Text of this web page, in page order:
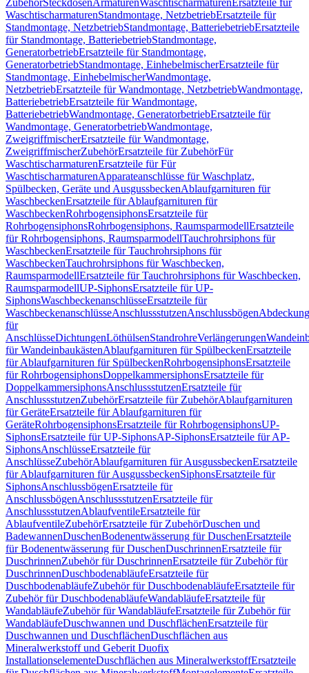
ZubehörSteckdosenArmaturenWaschtischarmaturen Ersatzteile für
WaschtischarmaturenStandmontage, NetzbetriebErsatzteile für
Standmontage, NetzbetriebStandmontage, BatteriebetriebErsatzteile
für Standmontage, BatteriebetriebStandmontage,
GeneratorbetriebErsatzteile für Standmontage,
GeneratorbetriebStandmontage, EinhebelmischerErsatzteile für
Standmontage, EinhebelmischerWandmontage,
NetzbetriebErsatzteile für Wandmontage, NetzbetriebWandmontage,
BatteriebetriebErsatzteile für Wandmontage,
BatteriebetriebWandmontage, GeneratorbetriebErsatzteile für
Wandmontage, GeneratorbetriebWandmontage,
ZweigriffmischerErsatzteile für Wandmontage,
ZweigriffmischerZubehörErsatzteile für ZubehörFür
WaschtischarmaturenErsatzteile für Für
WaschtischarmaturenApparateanschlüsse für Waschplatz,
Spülbecken, Geräte und AusgussbeckenAblaufgarnituren für
WaschbeckenErsatzteile für Ablaufgarnituren für
WaschbeckenRohrbogensiphonsErsatzteile für
RohrbogensiphonsRohrbogensiphons, RaumsparmodellErsatzteile
für Rohrbogensiphons, RaumsparmodellTauchrohrsiphons für
WaschbeckenErsatzteile für Tauchrohrsiphons für
WaschbeckenTauchrohrsiphons für Waschbecken,
RaumsparmodellErsatzteile für Tauchrohrsiphons für Waschbecken,
RaumsparmodellUP-SiphonsErsatzteile für UP-
SiphonsWaschbeckenanschlüsseErsatzteile für
WaschbeckenanschlüsseAnschlussstutzenAnschlussbögen
für
AnschlüsseDichtungenLöthülsenStandrohreVerlängerungen
für WandeinbaukästenAblaufgarnituren für SpülbeckenErsatzteile
für Ablaufgarnituren für SpülbeckenRohrbogensiphonsErsatzteile
für RohrbogensiphonsDoppelkammersiphonsErsatzteile für
DoppelkammersiphonsAnschlussstutzenErsatzteile für
AnschlussstutzenZubehörErsatzteile für ZubehörAblaufgarnituren
für GeräteErsatzteile für Ablaufgarnituren für
GeräteRohrbogensiphonsErsatzteile für RohrbogensiphonsUP-
SiphonsErsatzteile für UP-SiphonsAP-SiphonsErsatzteile für AP-
SiphonsAnschlüsseErsatzteile für
AnschlüsseZubehörAblaufgarnituren für AusgussbeckenErsatzteile
für Ablaufgarnituren für AusgussbeckenSiphonsErsatzteile für
SiphonsAnschlussbögenErsatzteile für
AnschlussbögenAnschlussstutzenErsatzteile für
AnschlussstutzenAblaufventileErsatzteile für
AblaufventileZubehörErsatzteile für ZubehörDuschen und
BadewannenDuschenBodenentwässerung für DuschenErsatzteile
für Bodenentwässerung für DuschenDuschrinnenErsatzteile für
DuschrinnenZubehör für DuschrinnenErsatzteile für Zubehör für
DuschrinnenDuschbodenabläufeErsatzteile für
DuschbodenabläufeZubehör für DuschbodenabläufeErsatzteile für
Zubehör für DuschbodenabläufeWandabläufeErsatzteile für
WandabläufeZubehör für WandabläufeErsatzteile für Zubehör für
WandabläufeDuschwannen und DuschflächenErsatzteile für
Duschwannen und DuschflächenDuschflächen aus
Mineralwerkstoff und Geberit Duofix
InstallationselementeDuschflächen aus MineralwerkstoffErsatzteile